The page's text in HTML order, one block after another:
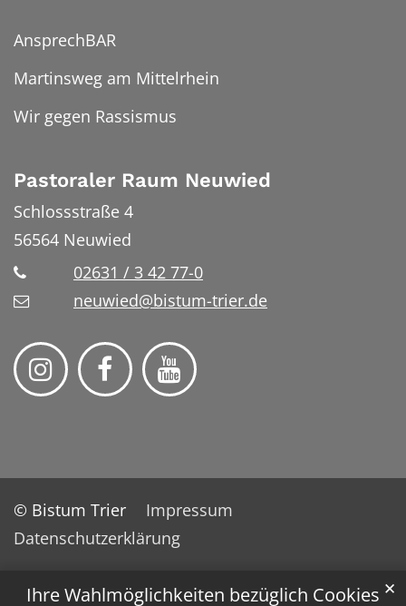
Ihre Wahlmöglichkeiten bezüglich Cookies ✕
AnsprechBAR
Martinsweg am Mittelrhein
Wir gegen Rassismus
Pastoraler Raum Neuwied
Schlossstraße 4
56564 Neuwied
02631 / 3 42 77-0
neuwied@bistum-trier.de
© Bistum Trier
Impressum
Datenschutzerklärung